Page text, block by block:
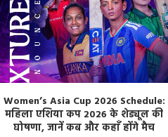
Women’s Asia Cup 2026 Schedule:
महिला एशिया कप 2026 के शेड्यूल की
घोषणा, जानें कब और कहाँ होंगे मैच